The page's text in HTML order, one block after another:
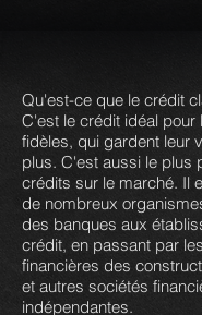
Qu'est-ce que le crédit
C'est le crédit idéal pour
fidèles, qui gardent leur
plus. C'est aussi le plus
crédits sur le marché. Il
de nombreux
des banques aux
crédit, en passant par
financières des
et autres sociétés
indépendantes.